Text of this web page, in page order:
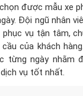
được mẫu xe
Đội ngũ nhân
vụ tận tâm,
của khách
từng ngày nhằm
vụ tốt nhất.